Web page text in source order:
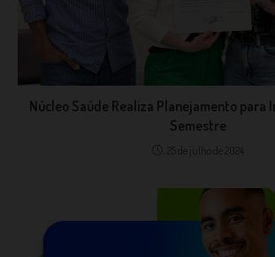
Núcleo Saúde Realiza Planejamento para
Semestre
25 de julho de 2024